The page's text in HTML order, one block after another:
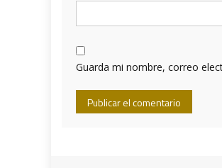
Guarda mi nombre, correo